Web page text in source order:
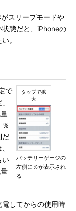
スリープモードや
状態だと、iPhoneの
。
バッテリーゲージの
左側に％が表示され
る
で
％
だ
い
してからの使用時